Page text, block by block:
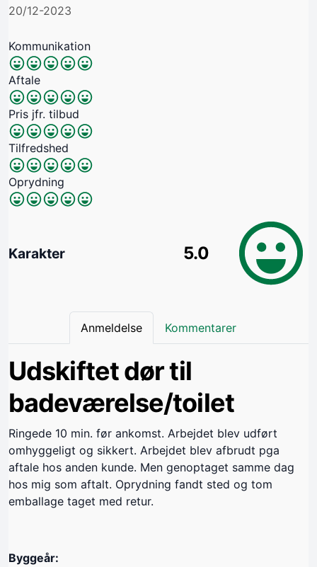
20/12-2023
Kommunikation
Aftale
Pris jfr. tilbud
Tilfredshed
Oprydning
Karakter 5.0
Anmeldelse Kommentarer
Udskiftet dør til
badeværelse/toilet
Ringede 10 min. før ankomst. Arbejdet blev udført
omhyggeligt og sikkert. Arbejdet blev afbrudt pga
aftale hos anden kunde. Men genoptaget samme dag
hos mig som aftalt. Oprydning fandt sted og tom
emballage taget med retur.
Byggeår: